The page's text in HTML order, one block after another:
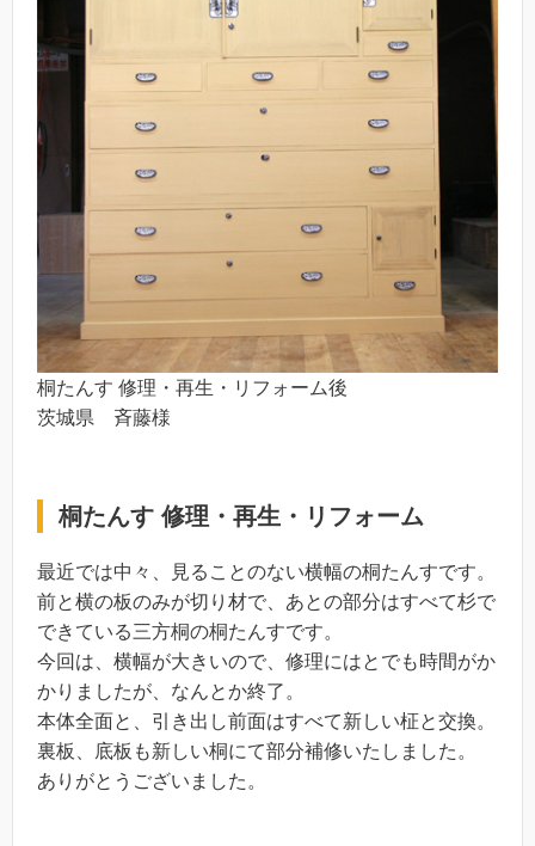
桐たんす 修理・再生・リフォーム後
茨城県 斉藤様
桐たんす 修理・再生・リフォーム
最近では中々、見ることのない横幅の桐たんすです。
前と横の板のみが切り材で、あとの部分はすべて杉で
できている三方桐の桐たんすです。
今回は、横幅が大きいので、修理にはとでも時間がか
かりましたが、なんとか終了。
本体全面と、引き出し前面はすべて新しい柾と交換。
裏板、底板も新しい桐にて部分補修いたしました。
ありがとうございました。